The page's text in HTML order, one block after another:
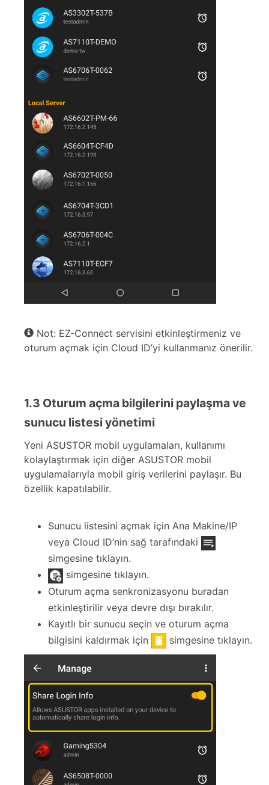
Not: EZ-Connect servisini etkinleştirmeniz ve
oturum açmak için Cloud ID’yi kullanmanız önerilir.
1.3 Oturum açma bilgilerini paylaşma ve
sunucu listesi yönetimi
Yeni ASUSTOR mobil uygulamaları, kullanımı
kolaylaştırmak için diğer ASUSTOR mobil
uygulamalarıyla mobil giriş verilerini paylaşır. Bu
özellik kapatılabilir.
Sunucu listesini açmak için Ana Makine/IP
veya Cloud ID’nin sağ tarafındaki
simgesine tıklayın.
simgesine tıklayın.
Oturum açma senkronizasyonu buradan
etkinleştirilir veya devre dışı bırakılır.
Kayıtlı bir sunucu seçin ve oturum açma
bilgisini kaldırmak için
simgesine tıklayın.